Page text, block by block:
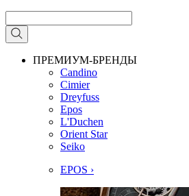
ПРЕМИУМ-БРЕНДЫ
Candino
Cimier
Dreyfuss
Epos
L'Duchen
Orient Star
Seiko
EPOS ›